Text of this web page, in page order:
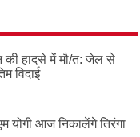
की हादसे में मौ/त: जेल से
विदाई
योगी आज निकालेंगे तिरंगा